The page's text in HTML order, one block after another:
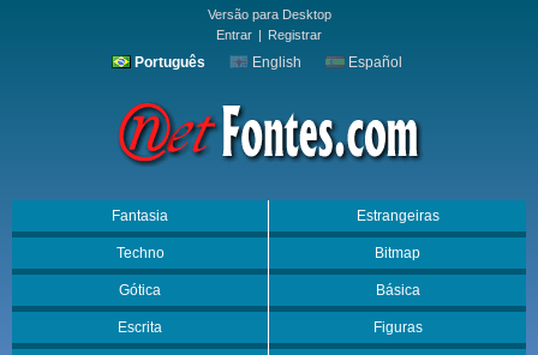
Versão para Desktop
Entrar | Registrar
Português English Español
Fantasia Estrangeiras
Techno Bitmap
Gótica Básica
Escrita Figuras